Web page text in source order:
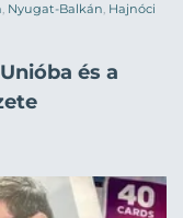
, Nyugat-Balkán, Hajnóci
és a